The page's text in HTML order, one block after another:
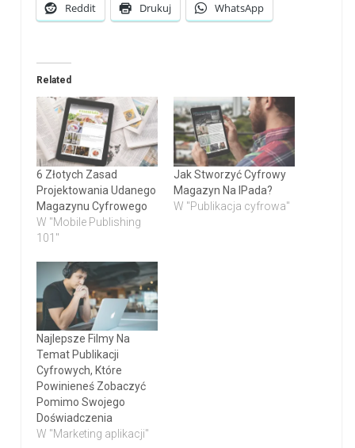
Reddit Drukuj WhatsApp
Related
6 Złotych Zasad
Projektowania Udanego
Magazynu Cyfrowego
W "Mobile Publishing
101"
Jak Stworzyć Cyfrowy
Magazyn Na IPada?
W "Publikacja cyfrowa"
Najlepsze Filmy Na
Temat Publikacji
Cyfrowych, Które
Powinieneś Zobaczyć
Pomimo Swojego
Doświadczenia
W "Marketing aplikacji"